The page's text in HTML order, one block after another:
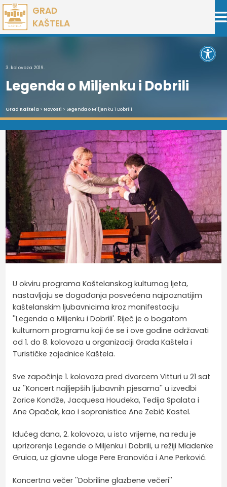
Preskoči
na
sadržaj
GRAD
KAŠTELA
3. kolovoza 2019.
Legenda o Miljenku i Dobrili
Grad Kaštela > Novosti > Legenda o Miljenku i Dobrili
U okviru programa Kaštelanskog kulturnog ljeta,
nastavljaju se događanja posvećena najpoznatijim
kaštelanskim ljubavnicima kroz manifestaciju
''Legenda o Miljenku i Dobrili'. Riječ je o bogatom
kulturnom programu koji će se i ove godine održavati
od 1. do 8. kolovoza u organizaciji Grada Kaštela i
Turističke zajednice Kaštela.
Sve započinje 1. kolovoza pred dvorcem Vitturi u 21 sat
uz ''Koncert najljepših ljubavnih pjesama'' u izvedbi
Zorice Kondže, Jacquesa Houdeka, Tedija Spalata i
Ane Opačak, kao i sopranistice Ane Zebić Kostel.
Idućeg dana, 2. kolovoza, u isto vrijeme, na redu je
uprizorenje Legende o Miljenku i Dobrili, u režiji Mladenke
Gruica, uz glavne uloge Pere Eranovića i Ane Perković.
Koncertna večer ''Dobriline glazbene večeri''